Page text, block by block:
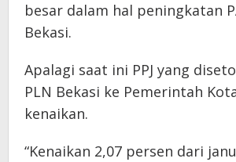
besar dalam hal peningkatan
Bekasi.
Apalagi saat ini PPJ yang
PLN Bekasi ke Pemerintah
kenaikan.
“Kenaikan 2,07 persen dari